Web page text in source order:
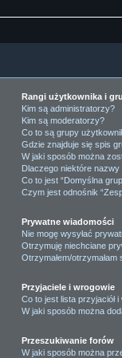
Rangi użytkownika i
Kim są administratorzy?
Kim są moderatorzy?
Co to są grupy
Gdzie znajduje się spis
W jaki sposób można
Dlaczego niektóre
Co to jest “Domyślna
Czym jest odnośnik
Prywatne wiadomości
Nie mogę wysyłać
Otrzymuję niechciane
Otrzymałem/
Przyjaciele i wrogowie
Co to jest lista przyjaciół i
W jaki sposób można
Przeszukiwanie forów
W jaki sposób można